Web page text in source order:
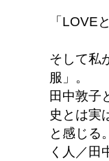
「LOVE
そして私
服」。
田中敦子
史とは実
と感じる
く人／田